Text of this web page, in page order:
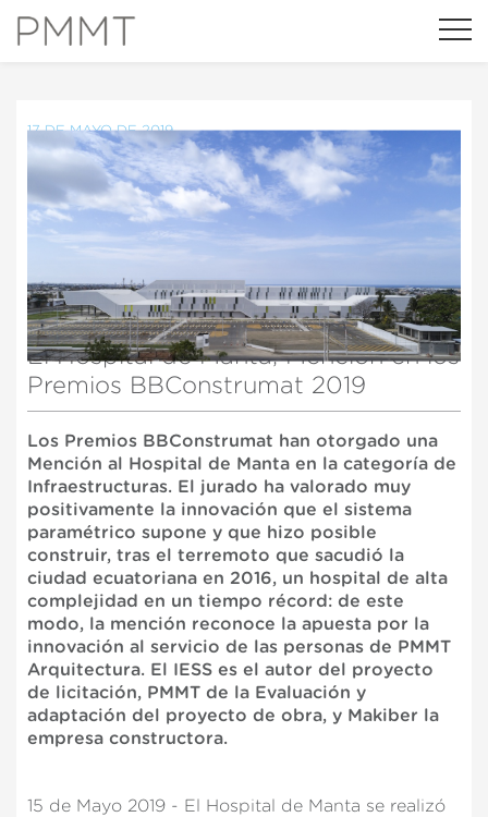
17 DE MAYO DE 2019
El Hospital de Manta, Mención en los
Premios BBConstrumat 2019
Los Premios BBConstrumat han otorgado una
Mención al Hospital de Manta en la categoría de
Infraestructuras. El jurado ha valorado muy
positivamente la innovación que el sistema
paramétrico supone y que hizo posible
construir, tras el terremoto que sacudió la
ciudad ecuatoriana en 2016, un hospital de alta
complejidad en un tiempo récord: de este
modo, la mención reconoce la apuesta por la
innovación al servicio de las personas de PMMT
Arquitectura. El IESS es el autor del proyecto
de licitación, PMMT de la Evaluación y
adaptación del proyecto de obra, y Makiber la
empresa constructora.
15 de Mayo 2019 - El Hospital de Manta se realizó